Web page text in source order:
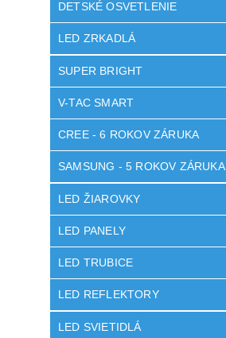
DETSKÉ OSVETLENIE
LED ZRKADLÁ
SUPER BRIGHT
V-TAC SMART
CREE - 6 ROKOV ZÁRUKA
SAMSUNG - 5 ROKOV ZÁRUKA
LED ŽIAROVKY
LED PANELY
LED TRUBICE
LED REFLEKTORY
LED SVIETIDLÁ